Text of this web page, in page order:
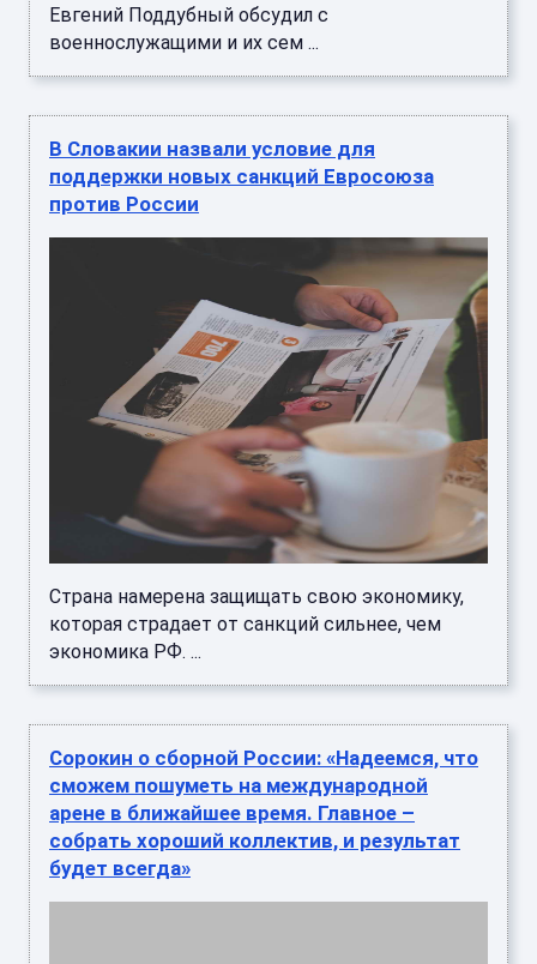
Евгений Поддубный обсудил с
военнослужащими и их сем ...
В Словакии назвали условие для
поддержки новых санкций Евросоюза
против России
Страна намерена защищать свою экономику,
которая страдает от санкций сильнее, чем
экономика РФ. ...
Сорокин о сборной России: «Надеемся, что
сможем пошуметь на международной
арене в ближайшее время. Главное –
собрать хороший коллектив, и результат
будет всегда»